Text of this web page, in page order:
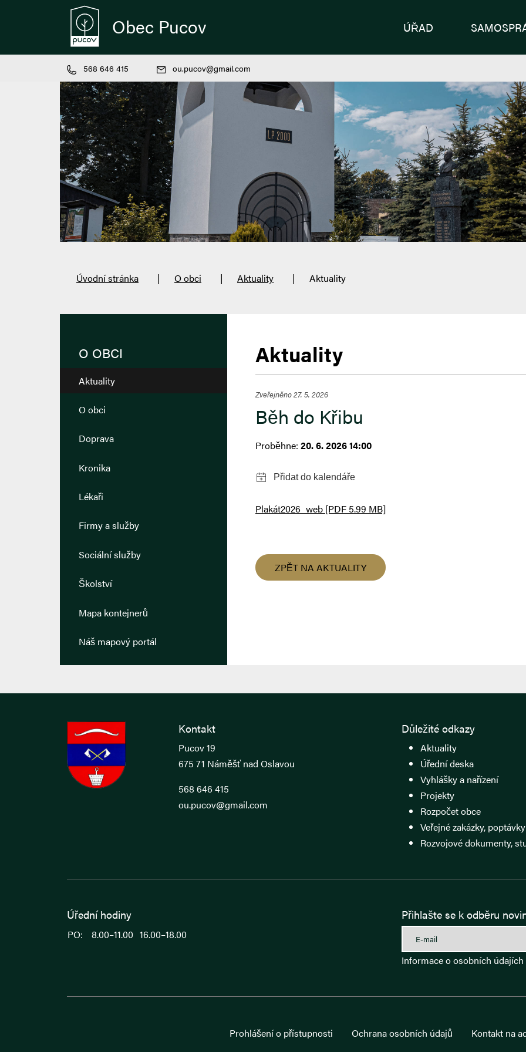
Obec Pucov ÚŘAD
568 646 415 ou.pucov@gmail.com
Úvodní stránka O obci Aktuality Aktuality
Aktuality
Zveřejněno 27. 5. 2026
Běh do Křibu
Proběhne: 20. 6. 2026 14:00
Plakát2026_web [PDF 5.99 MB]
ZPĚT NA AKTUALITY
O OBCI
Aktuality
O obci
Doprava
Kronika
Lékaři
Firmy a služby
Sociální služby
Školství
Mapa kontejnerů
Náš mapový portál
Kontakt
Pucov 19
675 71 Náměšť nad Oslavou
568 646 415
ou.pucov@gmail.com
Důležité odkazy
Aktuality
Úřední deska
Vyhlášky a nařízení
Projekty
Rozpočet obce
Veřejné zakázky, poptávky
Rozvojové dokumenty,
Úřední hodiny
PO: 8.00–11.00 16.00–18.00
Přihlašte se k odběru
Informace o osobních údajích
Prohlášení o přístupnosti Ochrana osobních údajů Kontakt na